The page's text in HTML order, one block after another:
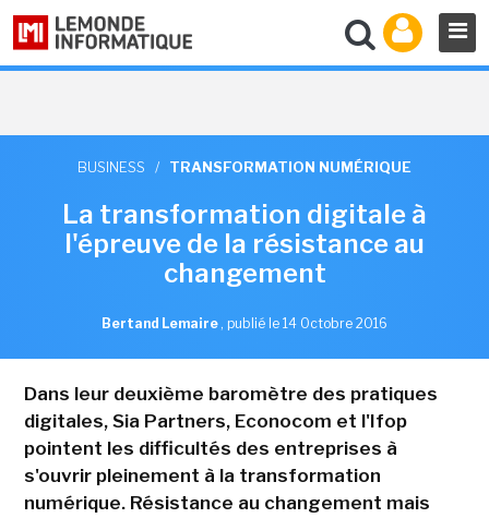
BUSINESS / TRANSFORMATION NUMÉRIQUE
La transformation digitale à
l'épreuve de la résistance au
changement
Bertand Lemaire , publié le 14 Octobre 2016
Dans leur deuxième baromètre des pratiques
digitales, Sia Partners, Econocom et l'Ifop
pointent les difficultés des entreprises à
s'ouvrir pleinement à la transformation
numérique. Résistance au changement mais